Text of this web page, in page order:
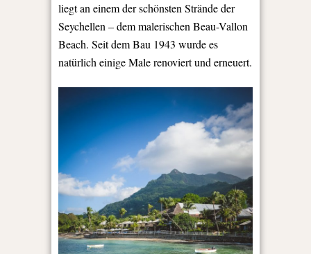
liegt an einem der schönsten Strände der
Seychellen – dem malerischen Beau-Vallon
Beach. Seit dem Bau 1943 wurde es
natürlich einige Male renoviert und erneuert.